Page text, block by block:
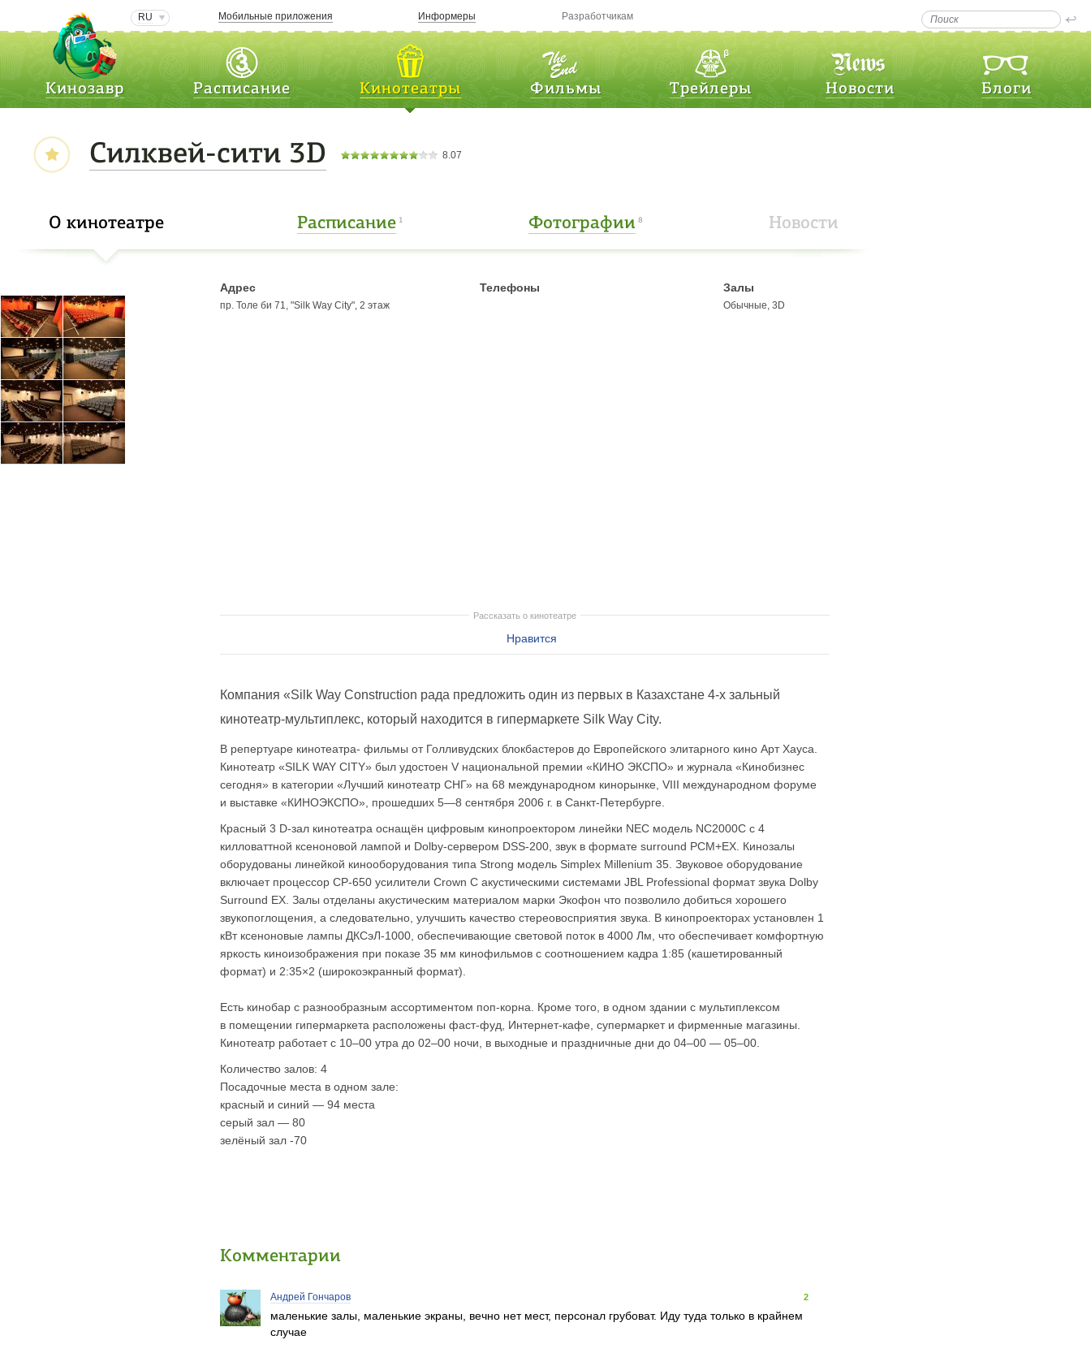
RU Мобильные приложения Информеры Разработчикам
Кинозавр Расписание Кинотеатры Фильмы Трейлеры Новости Блоги
8.07
Силквей-сити 3D
О кинотеатре Расписание 1 Фотографии 8 Новости
Адрес Телефоны Залы
пр. Толе би 71, "Silk Way City", 2 этаж Обычные, 3D
Рассказать о кинотеатре
Нравится
Компания «Silk Way Construction рада предложить один из первых в Казахстане 4-хзальный
кинотеатр-мультиплекс, который находится в гипермаркете Silk Way City.
В репертуаре кинотеатра- фильмы от Голливудских блокбастеров до Европейского элитарного кино Арт Хауса.
Кинотеатр «SILK WAY CITY» был удостоен V национальной премии «КИНО ЭКСПО» и журнала «Кинобизнес
сегодня» в категории «Лучший кинотеатр СНГ» на 68 международном кинорынке, VIII международном форуме
и выставке «КИНОЭКСПО», прошедших 5—8 сентября 2006 г. в Санкт-Петербурге
Красный 3 D-залкинотеатра оснащён цифровым кинопроектором линейки NEC модель NC2000C с 4
килловаттной ксеноновой лампой и Dolby-сервером DSS-200, звук в формате surround PCM+EX. Кинозалы
оборудованы линейкой кинооборудования типa Strong модель Simplex Millenium 35. Звуковое оборудование
включает процессор CP-650усилители Crown С акустическими cистемами JBL Professional формат звука Dolby
Surround EX. Залы отделаны акустическим материалом марки Экофон что позволило добиться хорошего
звукопоглощения, а следовательно, улучшить качество стереовосприятия звука. В кинопроекторах установлен 1
кВт ксеноновые лампы ДКСэЛ-1000, обеспечивающие световой поток в 4000 Лм, что обеспечивает комфортную
яркость киноизображения при показе 35 мм кинофильмов с соотношением кадра 1:85 (кашетированный
формат) и 2:35×2 (широкоэкранный формат).
Есть кинобар с разнообразным ассортиментом поп-корна . Кроме того, в одном здании с мультиплексом
в помещении гипермаркета расположены фаст-фуд Интернет-кафе , супермаркет и фирменные магазины.
Кинотеатр работает с 10–00 утра до 02–00 ночи, в выходные и праздничные дни до 04–00 — 05–00.
Количество залов: 4
Посадочные места в одном зале:
красный и синий — 94 места
серый зал — 80
зелёный зал -70
Комментарии
Андрей Гончаров 2
маленькие залы, маленькие экраны, вечно нет мест, персонал грубоват. Иду туда только в крайнем
случае